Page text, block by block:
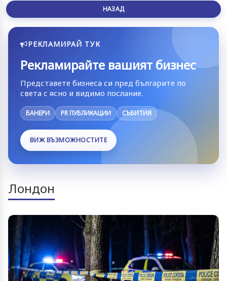
НАЗАД
РЕКЛАМИРАЙ ТУК
Рекламирайте вашият бизнес
Представете бизнеса си пред българите по
света с ясно и видимо послание.
БАНЕРИ PR ПУБЛИКАЦИИ СЪБИТИЯ
ВИЖ ВЪЗМОЖНОСТИТЕ
Лондон